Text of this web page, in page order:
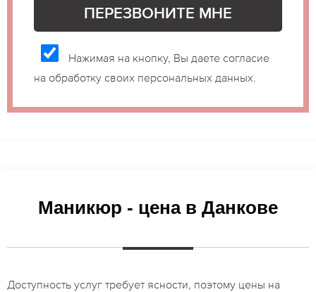
Нажимая на кнопку, Вы даете согласие
на обработку своих персональных данных.
Маникюр - цена в Данкове
Доступность услуг требует ясности, поэтому цены на